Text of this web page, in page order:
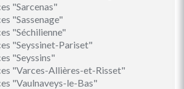
"Sarcenas"
"Sassenage"
"Séchilienne"
"Seyssinet-Pariset"
"Seyssins"
"Varces-Allières-et-Risset"
"Vaulnaveys-le-Bas"